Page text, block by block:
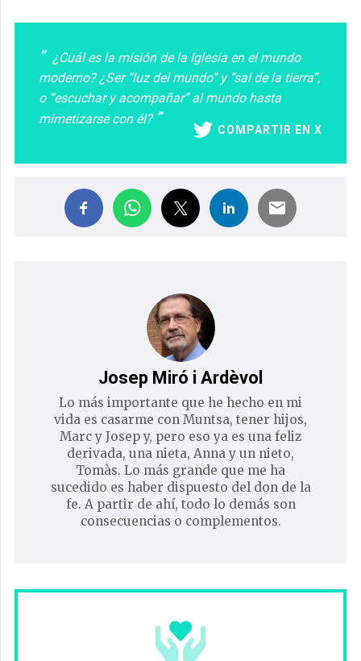
¿Cuál es la misión de la Iglesia en el mundo
moderno? ¿Ser “luz del mundo” y “sal de la tierra”,
o “escuchar y acompañar” al mundo hasta
mimetizarse con él?
COMPARTIR EN X
Josep Miró i Ardèvol
Lo más importante que he hecho en mi
vida es casarme con Muntsa, tener hijos,
Marc y Josep y, pero eso ya es una feliz
derivada, una nieta, Anna y un nieto,
Tomàs. Lo más grande que me ha
sucedido es haber dispuesto del don de la
fe. A partir de ahí, todo lo demás son
consecuencias o complementos.